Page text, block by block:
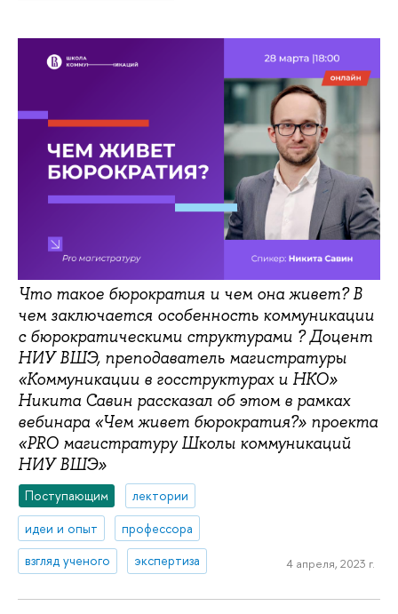
Что такое бюрократия и чем она живет? В
чем заключается особенность коммуникации
с бюрократическими структурами ? Доцент
НИУ ВШЭ, преподаватель магистратуры
«Коммуникации в госструктурах и НКО»
Никита Савин рассказал об этом в рамках
вебинара «Чем живет бюрократия?» проекта
«PRO магистратуру Школы коммуникаций
НИУ ВШЭ»
Поступающим
лектории
идеи и опыт
профессора
взгляд ученого
экспертиза 4 апреля, 2023 г.